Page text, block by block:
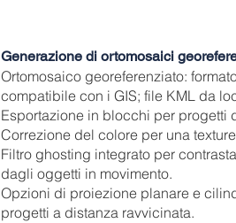
Generazione di ortomosaici
Ortomosaico georeferenziato:
compatibile con i GIS; file KML da
Esportazione in blocchi per progetti
Correzione del colore per una
Filtro ghosting integrato per
dagli oggetti in movimento.
Opzioni di proiezione planare e
progetti a distanza ravvicinata.